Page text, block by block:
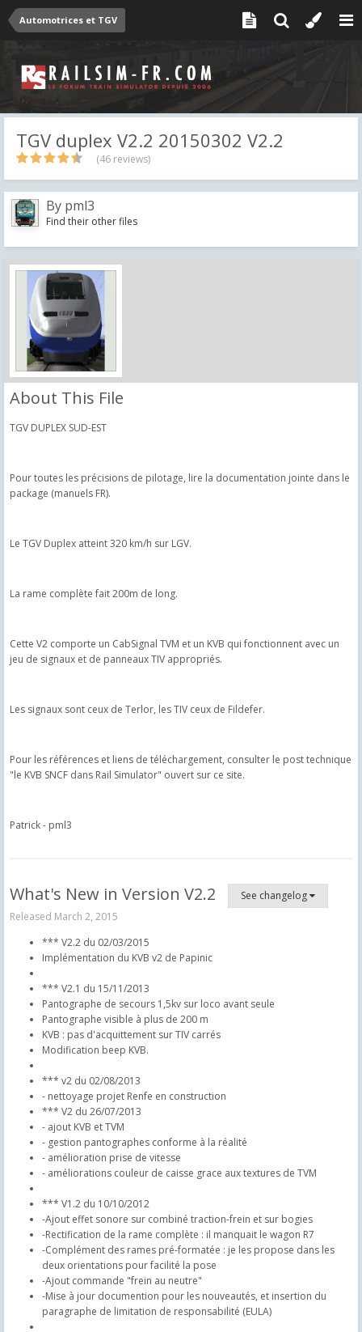
Automotrices et TGV
TGV duplex V2.2 20150302 V2.2
(46 reviews)
By pml3
Find their other files
About This File
TGV DUPLEX SUD-EST
Pour toutes les précisions de pilotage, lire la documentation jointe dans le
package (manuels FR).
Le TGV Duplex atteint 320 km/h sur LGV.
La rame complète fait 200m de long.
Cette V2 comporte un CabSignal TVM et un KVB qui fonctionnent avec un
jeu de signaux et de panneaux TIV appropriés.
Les signaux sont ceux de Terlor, les TIV ceux de Fildefer.
Pour les références et liens de téléchargement, consulter le post technique
"le KVB SNCF dans Rail Simulator" ouvert sur ce site.
Patrick - pml3
What's New in Version V2.2
See changelog
Released March 2, 2015
*** V2.2 du 02/03/2015
Implémentation du KVB v2 de Papinic
*** V2.1 du 15/11/2013
Pantographe de secours 1,5kv sur loco avant seule
Pantographe visible à plus de 200 m
KVB : pas d'acquittement sur TIV carrés
Modification beep KVB.
*** v2 du 02/08/2013
- nettoyage projet Renfe en construction
*** V2 du 26/07/2013
- ajout KVB et TVM
- gestion pantographes conforme à la réalité
- amélioration prise de vitesse
- améliorations couleur de caisse grace aux textures de TVM
*** V1.2 du 10/10/2012
-Ajout effet sonore sur combiné traction-frein et sur bogies
-Rectification de la rame complète : il manquait le wagon R7
-Complément des rames pré-formatée : je les propose dans les
deux orientations pour facilité la pose
-Ajout commande "frein au neutre"
-Mise à jour documention pour les nouveautés, et insertion du
paragraphe de limitation de responsabilité (EULA)